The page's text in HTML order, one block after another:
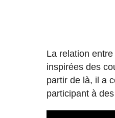
La relation
inspirées des
partir de là, il a
participant à